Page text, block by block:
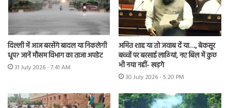
दिल्ली में आज बरसेंगे बादल या निकलेगी
धूप? जानें मौसम विभाग का ताजा अपडेट
31 July 2026 - 7:41 AM
अमित शाह या तो जवाब दें या…., बेकसूर
बच्चों पर बरसाई लाठियां, नए बिल में कुछ
भी नया नहीं- खड़गे
30 July 2026 - 5:20 PM